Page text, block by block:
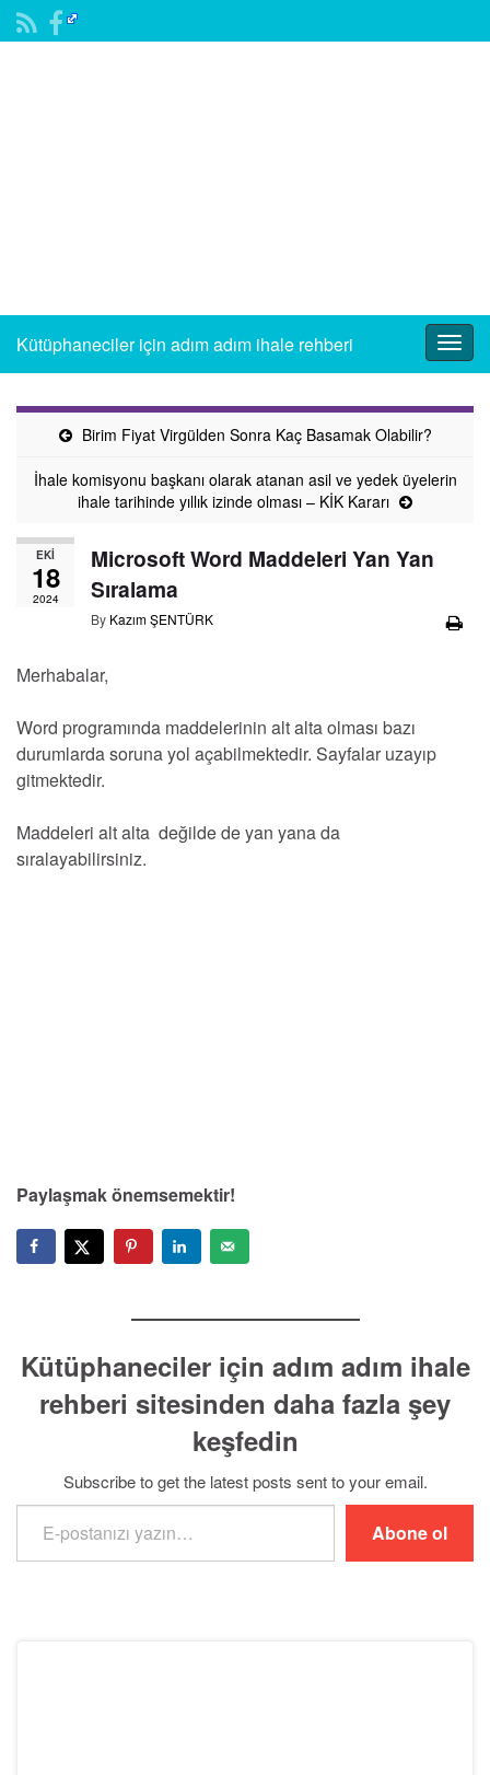
Kütüphaneciler için adım adım ihale rehberi
Birim Fiyat Virgülden Sonra Kaç Basamak Olabilir?
İhale komisyonu başkanı olarak atanan asil ve yedek üyelerin
ihale tarihinde yıllık izinde olması – KİK Kararı
EKI
18
2024
Microsoft Word Maddeleri Yan Yan
Sıralama
By Kazım ŞENTÜRK
Merhabalar,
Word programında maddelerinin alt alta olması bazı
durumlarda soruna yol açabilmektedir. Sayfalar uzayıp
gitmektedir.
Maddeleri alt alta değilde de yan yana da
sıralayabilirsiniz.
Paylaşmak önemsemektir!
Kütüphaneciler için adım adım ihale
rehberi sitesinden daha fazla şey
keşfedin
Subscribe to get the latest posts sent to your email.
E-postanızı yazın…
Abone ol